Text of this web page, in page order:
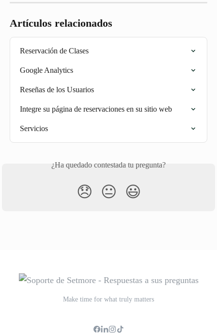
Artículos relacionados
Reservación de Clases
Google Analytics
Reseñas de los Usuarios
Integre su página de reservaciones en su sitio web
Servicios
¿Ha quedado contestada tu pregunta?
😞 😐 😃
Make time for what truly matters